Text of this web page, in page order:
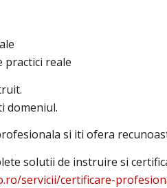
practici reale
domeniul.
si iti ofera
solutii de instruire si
servicii/certificare-